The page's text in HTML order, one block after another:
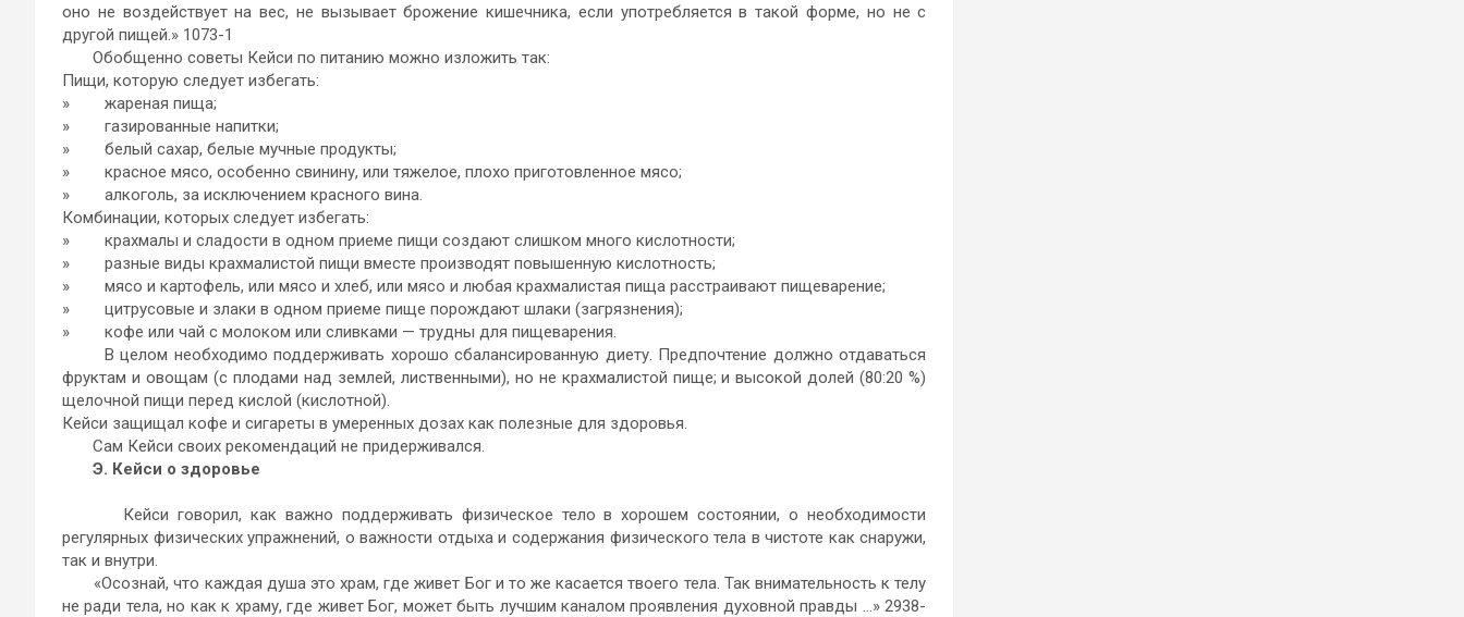
оно не воздействует на вес, не вызывает брожение кишечника, если употребляется в такой форме, но не с
другой пищей.» 1073-1
Обобщенно советы Кейси по питанию можно изложить так:
Пищи, которую следует избегать:
» жареная пища;
» газированные напитки;
» белый сахар, белые мучные продукты;
» красное мясо, особенно свинину, или тяжелое, плохо приготовленное мясо;
» алкоголь, за исключением красного вина.
Комбинации, которых следует избегать:
» крахмалы и сладости в одном приеме пищи создают слишком много кислотности;
» разные виды крахмалистой пищи вместе производят повышенную кислотность;
» мясо и картофель, или мясо и хлеб, или мясо и любая крахмалистая пища расстраивают пищеварение;
» цитрусовые и злаки в одном приеме пище порождают шлаки (загрязнения);
» кофе или чай с молоком или сливками — трудны для пищеварения.
В целом необходимо поддерживать хорошо сбалансированную диету. Предпочтение должно отдаваться
фруктам и овощам (с плодами над землей, лиственными), но не крахмалистой пище; и высокой долей (80:20 %)
щелочной пищи перед кислой (кислотной).
Кейси защищал кофе и сигареты в умеренных дозах как полезные для здоровья.
Сам Кейси своих рекомендаций не придерживался.
Э. Кейси о здоровье
Кейси говорил, как важно поддерживать физическое тело в хорошем состоянии, о необходимости
регулярных физических упражнений, о важности отдыха и содержания физического тела в чистоте как снаружи,
так и внутри.
«Осознай, что каждая душа это храм, где живет Бог и то же касается твоего тела. Так внимательность к телу
не ради тела, но как к храму, где живет Бог, может быть лучшим каналом проявления духовной правды …» 2938-